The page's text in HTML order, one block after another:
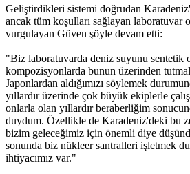
Geliştirdikleri sistemi doğrudan
ancak tüm koşulları sağlayan laboratuvar
vurgulayan Güven şöyle devam etti:
"Biz laboratuvarda deniz suyunu sentetik
kompozisyonlarda bunun üzerinden
Japonlardan aldığımızı söylemek
yıllardır üzerinde çok büyük ekiplerle
onlarla olan yıllardır beraberliğim
duydum. Özellikle de Karadeniz'deki bu
bizim geleceğimiz için önemli diye
sonunda biz nükleer santralleri işletmek
ihtiyacımız var."